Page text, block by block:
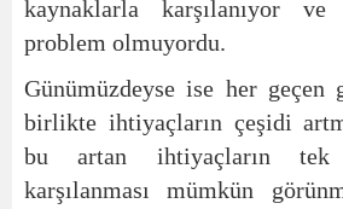
kaynaklarla karşılanıyor
problem olmuyordu.
Günümüzdeyse ise her geçen
birlikte ihtiyaçların çeşidi
bu artan ihtiyaçların tek
karşılanması mümkün